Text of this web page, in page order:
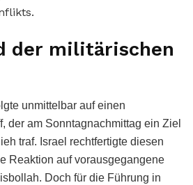
der militärischen
unmittelbar auf einen
der am Sonntagnachmittag ein Ziel
traf. Israel rechtfertigte diesen
Reaktion auf vorausgegangene
Doch für die Führung in